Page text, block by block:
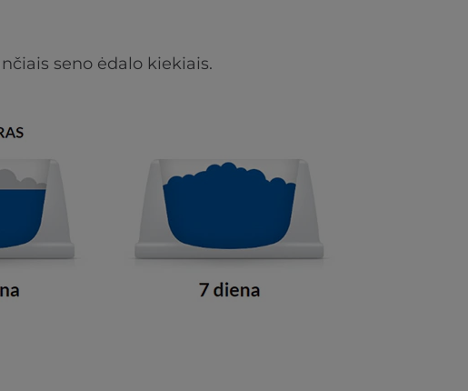
seno ėdalo kiekiais.